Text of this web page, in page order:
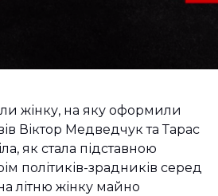
жінку, на яку оформили
Віктор Медведчук та Тарас
як стала підставною
політиків-зрадників серед
літню жінку майно